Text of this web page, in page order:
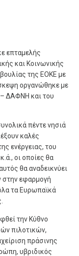
επταμελής
και Κοινωνικής
της ΕΟΚΕ με
οργανώθηκε με
ΔΑΦΝΗ και του
πέντε νησιά
καλές
ενέργειας, του
οι οποίες θα
θα αναδεικνύει
στην εφαρμογή
τα Ευρωπαϊκά
την Κύθνο
πιλοτικών,
πράσινης
υβριδικός